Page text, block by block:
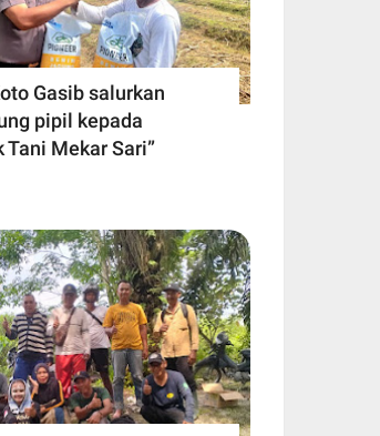
Gasib salurkan
pipil kepada
Tani Mekar Sari”